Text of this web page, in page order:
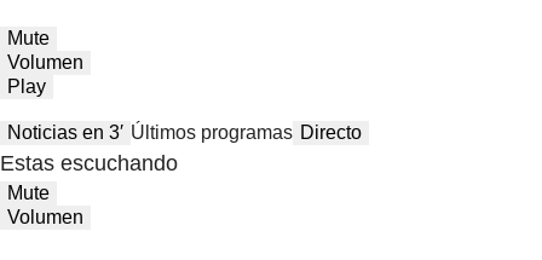
Mute
Volumen
Play
Noticias en 3′ Últimos programas Directo
Estas escuchando
Mute
Volumen